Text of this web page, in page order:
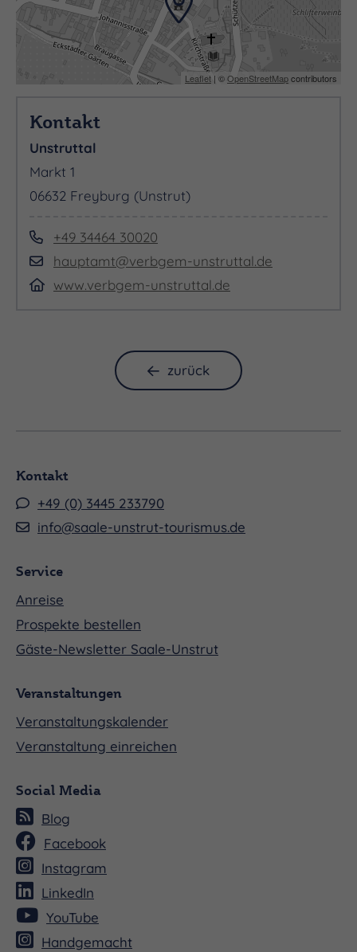
Leaflet | ©OpenStreetMapcontributors
Kontakt
Unstruttal
Markt 1
06632 Freyburg (Unstrut)
+49 34464 30020
hauptamt@verbgem-unstruttal.de
www.verbgem-unstruttal.de
zurück
Kontakt
+49 (0) 3445 233790
info@saale-unstrut-tourismus.de
Service
Anreise
Prospekte bestellen
Gäste-Newsletter Saale-Unstrut
Veranstaltungen
Veranstaltungskalender
Veranstaltung einreichen
Social Media
Blog
Facebook
Instagram
LinkedIn
YouTube
Handgemacht